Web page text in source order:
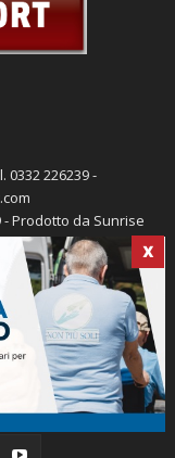
X
0332 226239 -
- Prodotto da Sunrise
-Cookie policy
sport.com